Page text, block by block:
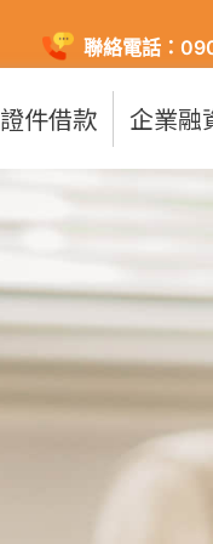
聯絡電話：
證件借款 企業融